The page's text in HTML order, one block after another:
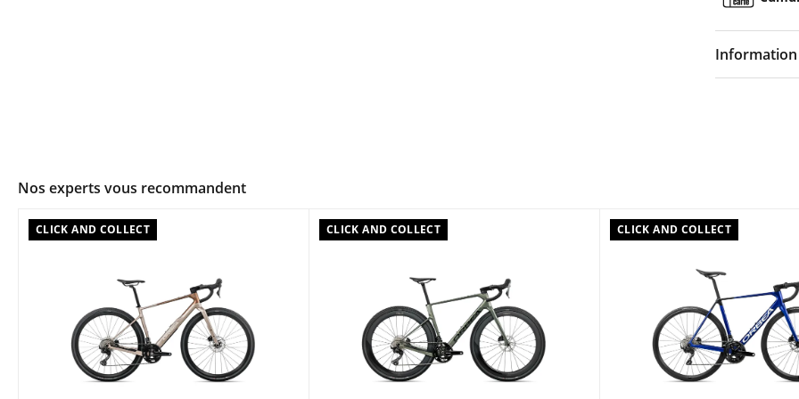
PF, Thru Axle
routing,
compatible,
Dérailleur
Dérailleur
Manettes
Pédalier
Chaîne
Cassette
Nos experts vous recommandent
CLICK AND COLLECT CLICK AND COLLECT CLICK AND COLLECT